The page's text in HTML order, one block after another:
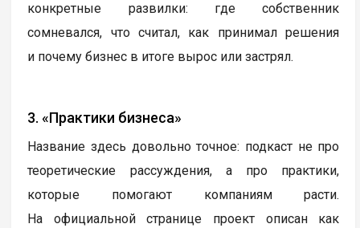
конкретные развилки: где собственник
сомневался, что считал, как принимал решения
и почему бизнес в итоге вырос или застрял.
3. «Практики бизнеса»
Название здесь довольно точное: подкаст не про
теоретические рассуждения, а про практики,
которые помогают компаниям расти.
На официальной странице проект описан как